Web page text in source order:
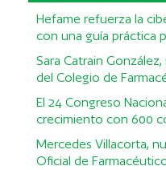
Hefame refuerza la
con una guía práctica
Sara Catrain
del Colegio de
El 24 Congreso
crecimiento con 600
Mercedes Villacorta,
Oficial de